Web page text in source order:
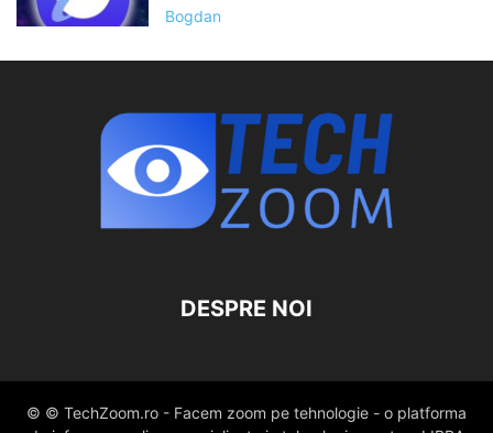
Bogdan
DESPRE NOI
© © TechZoom.ro - Facem zoom pe tehnologie - o platforma